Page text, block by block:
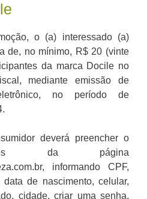
o (a) interessado (a)
de, no mínimo, R$ 20 (vinte
da marca Docile no
mediante emissão de
no período de
deverá preencher o
da página
informando CPF,
de nascimento, celular,
cidade, criar uma senha,